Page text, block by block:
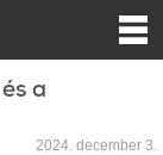
a
2024. december 3.